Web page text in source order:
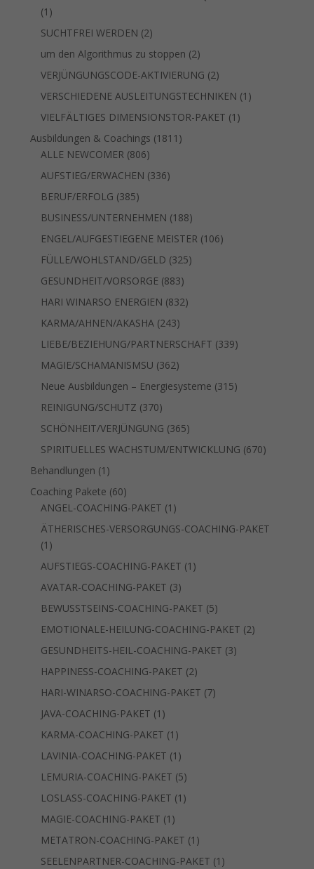
1 1
Produkt
SUCHTFREI WERDEN 22
Produkte
um den Algorithmus zu stoppen 22
Produkte
VERJÜNGUNGSCODE-AKTIVIERUNG 22
Produkte
VERSCHIEDENE AUSLEITUNGSTECHNIKEN 1 1
VIELFÄLTIGES DIMENSIONSTOR-PAKET 1 1
Ausbildungen & Coachings 1811 1811
ALLE NEWCOMER 806806
Produkte
AUFSTIEG/ERWACHEN 336336
BERUF/ERFOLG 385385
Produkte
BUSINESS/UNTERNEHMEN 188188
Produkte
ENGEL/AUFGESTIEGENE MEISTER 106106
FÜLLE/WOHLSTAND/GELD 325325
GESUNDHEIT/VORSORGE 883883
Produkte
HARI WINARSO ENERGIEN 832832
KARMA/AHNEN/AKASHA 243243
Produkte
LIEBE/BEZIEHUNG/PARTNERSCHAFT 339339
MAGIE/SCHAMANISMSU 362362
Produkte
Neue Ausbildungen – Energiesysteme 315315
REINIGUNG/SCHUTZ 370370
Produkte
SCHÖNHEIT/VERJÜNGUNG 365365
Produkte
SPIRITUELLES WACHSTUM/ENTWICKLUNG 670670
Behandlungen 1 1
Produkt
Coaching Pakete 6060
Produkte
ANGEL-COACHING-PAKET 1 1
Produkt
ÄTHERISCHES-VERSORGUNGS-COACHING-PAKET
1 1
Produkt
AUFSTIEGS-COACHING-PAKET 1 1
AVATAR-COACHING-PAKET 33
Produkte
BEWUSSTSEINS-COACHING-PAKET 55
Produkte
EMOTIONALE-HEILUNG-COACHING-PAKET 22
GESUNDHEITS-HEIL-COACHING-PAKET 33
HAPPINESS-COACHING-PAKET 22
Produkte
HARI-WINARSO-COACHING-PAKET 77
JAVA-COACHING-PAKET 1 1
Produkt
KARMA-COACHING-PAKET 1 1
Produkt
LAVINIA-COACHING-PAKET 1 1
Produkt
LEMURIA-COACHING-PAKET 55
Produkte
LOSLASS-COACHING-PAKET 1 1
MAGIE-COACHING-PAKET 1 1
Produkt
METATRON-COACHING-PAKET 1 1
Produkt
SEELENPARTNER-COACHING-PAKET 1 1